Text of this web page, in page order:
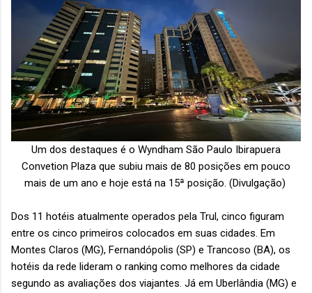
Um dos destaques é o Wyndham São Paulo Ibirapuera
Convetion Plaza que subiu mais de 80 posições em pouco
mais de um ano e hoje está na 15ª posição. (Divulgação)
Dos 11 hotéis atualmente operados pela Trul, cinco figuram
entre os cinco primeiros colocados em suas cidades. Em
Montes Claros (MG), Fernandópolis (SP) e Trancoso (BA), os
hotéis da rede lideram o ranking como melhores da cidade
segundo as avaliações dos viajantes. Já em Uberlândia (MG) e